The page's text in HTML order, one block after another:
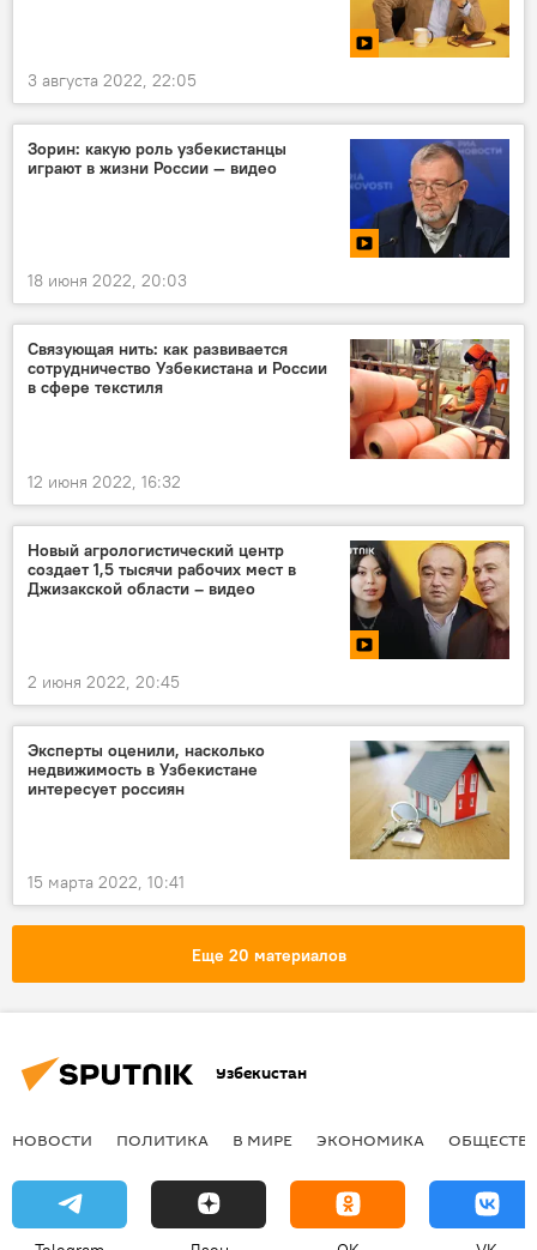
3 августа 2022, 22:05
Зорин: какую роль узбекистанцы
играют в жизни России — видео
18 июня 2022, 20:03
Связующая нить: как развивается
сотрудничество Узбекистана и России
в сфере текстиля
12 июня 2022, 16:32
Новый агрологистический центр
создает 1,5 тысячи рабочих мест в
Джизакской области – видео
2 июня 2022, 20:45
Эксперты оценили, насколько
недвижимость в Узбекистане
интересует россиян
15 марта 2022, 10:41
Еще 20 материалов
Узбекистан
НОВОСТИ ПОЛИТИКА В МИРЕ ЭКОНОМИКА